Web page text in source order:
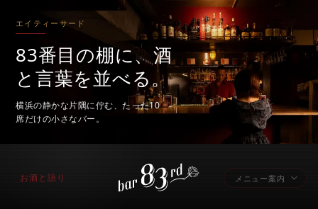
エイティーサード
83番目の棚に、酒
と言葉を並べる。
横浜の静かな片隅に佇む、たった10
席だけの小さなバー。
お酒と語り メニュー案内